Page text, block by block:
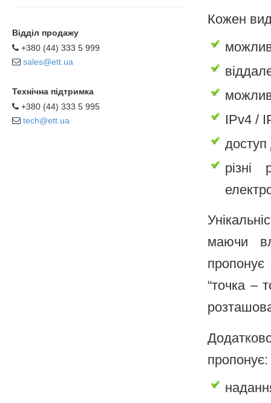
Кожен
IPv4 /
доступ
різні
маючи
“точка –
пропонує:
Відділ продажу
+380 (44) 333 5 999
sales@ett.ua
Технічна підтримка
+380 (44) 333 5 995
tech@ett.ua